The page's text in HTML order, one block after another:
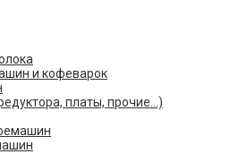
и кофеварок
платы, прочие...)